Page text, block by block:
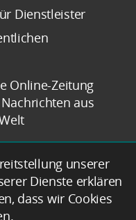
Dienstleister
Online-Zeitung
aus
unserer
Dienste erklären
dass wir Cookies